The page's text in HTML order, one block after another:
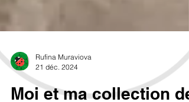
21 déc. 2024